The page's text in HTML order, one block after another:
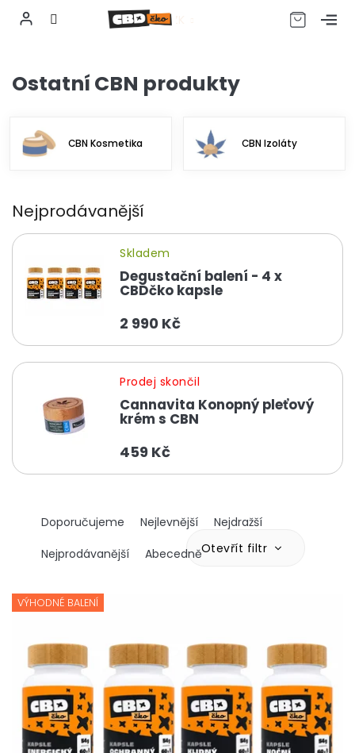
obsah
CZK
Ostatní CBN produkty
CBN Kosmetika CBN Izoláty
Nejprodávanější
Degustační balení - 4 x
CBDčko kapsle
Skladem
2 990 Kč
Cannavita Konopný pleťový
krém s CBN
Prodej skončil
459 Kč
Ř
a
í
p
o
d
u
k
t
ů
Doporučujeme Nejlevnější
Nejdražší
Nejprodávanější
AbecedněOtevřít filtr
ý
d
VÝHODNÉ BALENÍ